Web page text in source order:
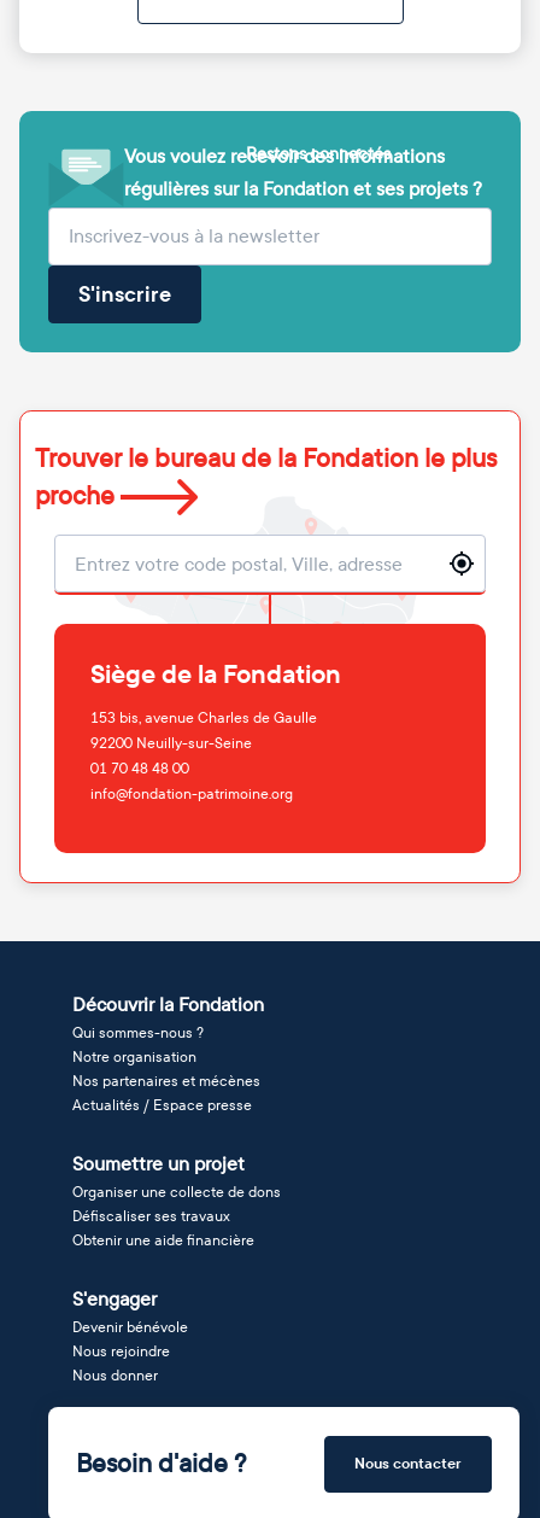
Vous voulez recevoir des informations
régulières sur la Fondation et ses projets ?
Votre adresse e-mail (obligatoire)
S'inscrire
Restons connectés
Trouver le bureau de la Fondation le plus
proche
Localisation
Siège de la Fondation
153 bis, avenue Charles de Gaulle
92200 Neuilly-sur-Seine
01 70 48 48 00
info@fondation-patrimoine.org
Découvrir la Fondation
Qui sommes-nous ?
Notre organisation
Nos partenaires et mécènes
Actualités / Espace presse
Soumettre un projet
Organiser une collecte de dons
Défiscaliser ses travaux
Obtenir une aide financière
S'engager
Devenir bénévole
Nous rejoindre
Nous donner
Besoin d'aide ? Nous contacter